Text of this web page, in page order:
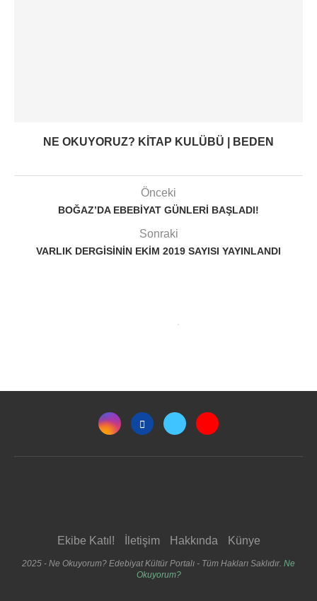
NE OKUYORUZ? KITAP KULÜBÜ | BEDEN
Önceki
BOĞAZ’DA EBEBIYAT GÜNLERI BAŞLADI!
Sonraki
VARLIK DERGISININ EKIM 2019 SAYISI YAYINLANDI
Ekibe Katıl! İletişim Hakkında Künye
2025 - Ne Okuyorum? Edebiyat Kültür Portalı - Tüm Hakları Saklıdır. Ne
Okuyorum?